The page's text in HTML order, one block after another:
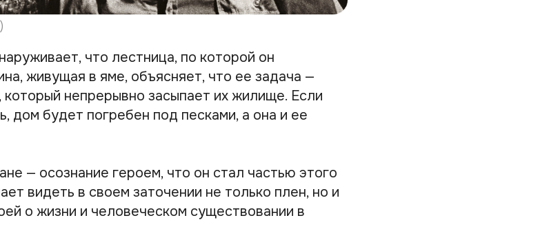
что лестница, по которой он
живущая в яме, объясняет, что ее задача —
непрерывно засыпает их жилище. Если
дом будет погребен под песками, а она и ее
— осознание героем, что он стал частью этого
видеть в своем заточении не только плен, но и
о жизни и человеческом существовании в